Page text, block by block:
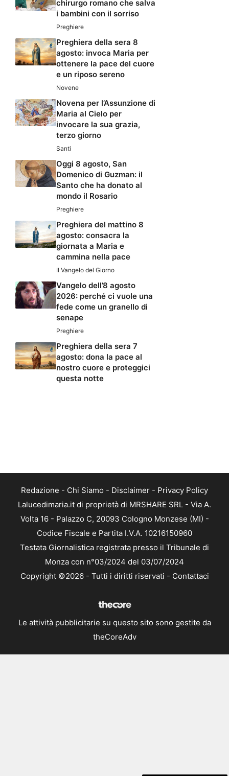
chirurgo romano che salva
i bambini con il sorriso
Preghiere
Preghiera della sera 8
agosto: invoca Maria per
ottenere la pace del cuore
e un riposo sereno
Novene
Novena per l’Assunzione di
Maria al Cielo per
invocare la sua grazia,
terzo giorno
Santi
Oggi 8 agosto, San
Domenico di Guzman: il
Santo che ha donato al
mondo il Rosario
Preghiere
Preghiera del mattino 8
agosto: consacra la
giornata a Maria e
cammina nella pace
Il Vangelo del Giorno
Vangelo dell’8 agosto
2026: perché ci vuole una
fede come un granello di
senape
Preghiere
Preghiera della sera 7
agosto: dona la pace al
nostro cuore e proteggici
questa notte
Redazione - Chi Siamo - Disclaimer - Privacy Policy
Lalucedimaria.it di proprietà di MRSHARE SRL - Via A.
Volta 16 - Palazzo C, 20093 Cologno Monzese (MI) -
Codice Fiscale e Partita I.V.A. 10216150960
Testata Giornalistica registrata presso il Tribunale di
Monza con n°03/2024 del 03/07/2024
Copyright ©2026 - Tutti i diritti riservati - Contattaci
Le attività pubblicitarie su questo sito sono gestite da
theCoreAdv